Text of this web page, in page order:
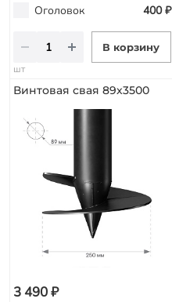
Оголовок
400 ₽
В корзину
шт
Винтовая свая 89х3500
3 490 ₽